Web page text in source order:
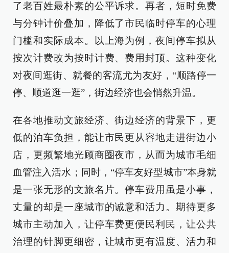
了老百姓最朴素的公平诉求。再者，短时免费
与分钟计价叠加，降低了市民临时停车的心理
门槛和实际成本。以上海为例，夜间停车拟从
按次计费改为按时计费、费用封顶。这种变化
对夜间逛街、就餐的客流尤为友好，“顺路停一
停、顺道逛一逛”，街边经济也会悄然升温。
在各地推动文旅经济、街边经济的背景下，更
低的泊车负担，能让市民更从容地走进街边小
店，更频繁地光顾商圈夜市，从而为城市毛细
血管注入活水；同时，“停车友好型城市”本身就
是一张无形的文旅名片。停车费用虽是小事，
丈量的却是一座城市的诚意和活力。期待更多
城市主动加入，让停车费更便民利民，让公共
治理的针脚更细密，让城市更有温度、活力和